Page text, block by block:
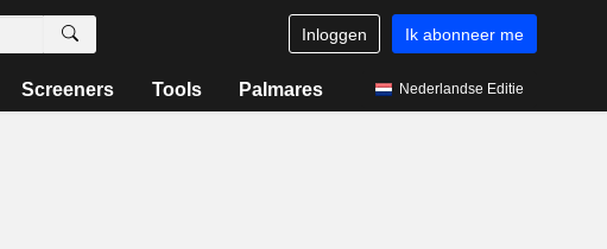
Inloggen Ik abonneer me
Screeners Tools Palmares Nederlandse Editie